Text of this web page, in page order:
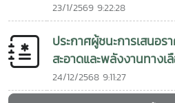
23/1/2569 9:22:28
ประกาศผู้ชนะการเสนอ
สะอาดและพลังงานทาง
24/12/2568 9:11:27